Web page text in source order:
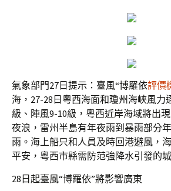
氣象部門27日提示：臺風“博羅依評價
海，27-28日粵西海面和瓊州海峽風力
級、陣風9-10級，粵西近岸海域將出
夜浪，雷州半島有年夜雨到暴雨部分
雨。海上船只和人員及時回港避風，
平安，粵西市縣需防范強降水引發的
28日起臺風“博羅依”將影響廣東